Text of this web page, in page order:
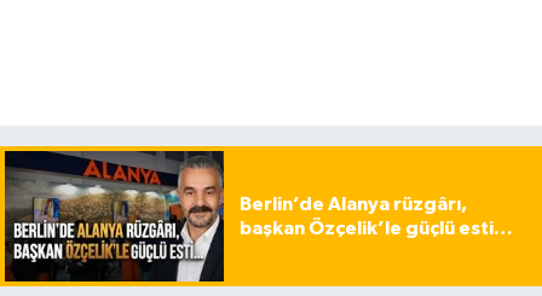
Berlin’de Alanya rüzgârı,
başkan Özçelik’le güçlü esti…